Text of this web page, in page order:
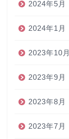
2024年5月
2024年1月
2023年10月
2023年9月
2023年8月
2023年7月